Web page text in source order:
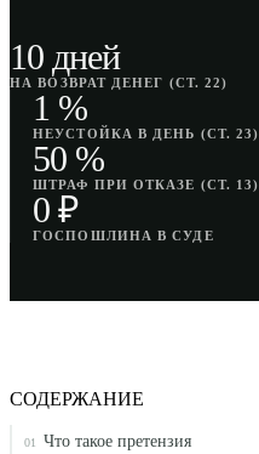
10 дней
НА ВОЗВРАТ ДЕНЕГ (СТ. 22)
1 %
НЕУСТОЙКА В ДЕНЬ (СТ. 23)
50 %
ШТРАФ ПРИ ОТКАЗЕ (СТ. 13)
0 ₽
ГОСПОШЛИНА В СУДЕ
СОДЕРЖАНИЕ
01 Что такое претензия